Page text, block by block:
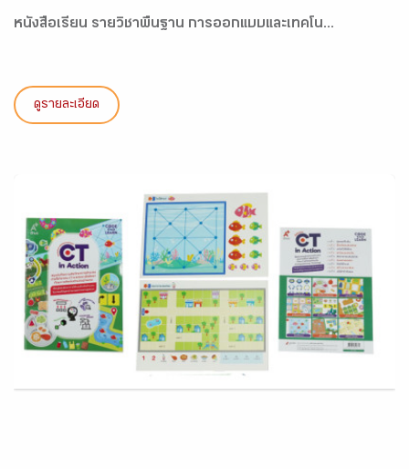
หนังสือเรียน รายวิชาพื้นฐาน การออกแบบและเทคโน...
ดูรายละเอียด